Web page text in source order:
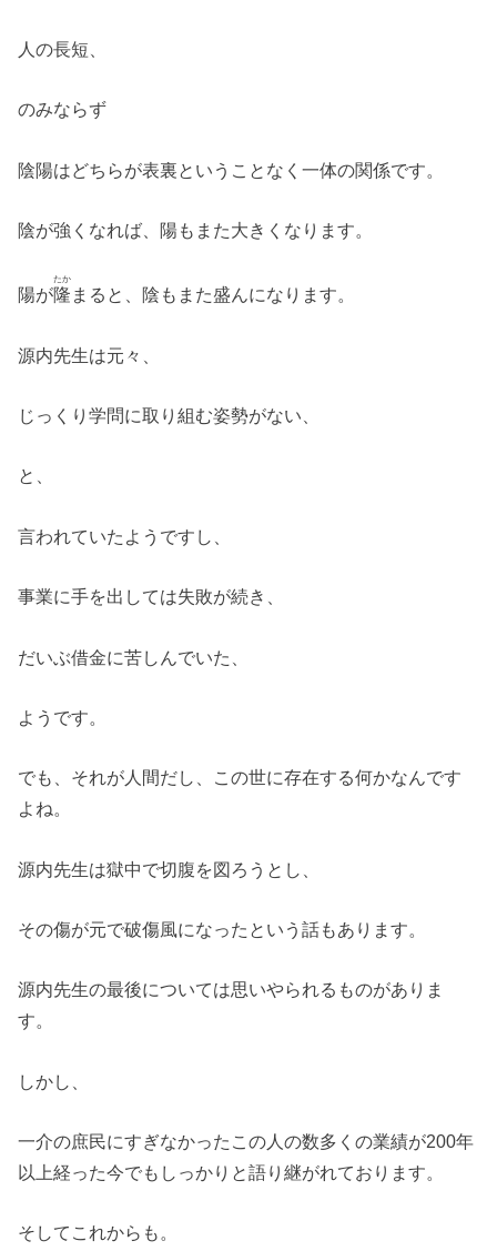
人の長短、
のみならず
陰陽はどちらが表裏ということなく一体の関係です。
陰が強くなれば、陽もまた大きくなります。
陽が隆
たか
まると、陰もまた盛んになります。
源内先生は元々、
じっくり学問に取り組む姿勢がない、
と、
言われていたようですし、
事業に手を出しては失敗が続き、
だいぶ借金に苦しんでいた、
ようです。
でも、それが人間だし、この世に存在する何かなんです
よね。
源内先生は獄中で切腹を図ろうとし、
その傷が元で破傷風になったという話もあります。
源内先生の最後については思いやられるものがありま
す。
しかし、
一介の庶民にすぎなかったこの人の数多くの業績が200年
以上経った今でもしっかりと語り継がれております。
そしてこれからも。